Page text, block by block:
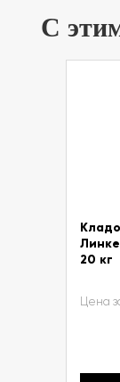
С
20 кг
Цена